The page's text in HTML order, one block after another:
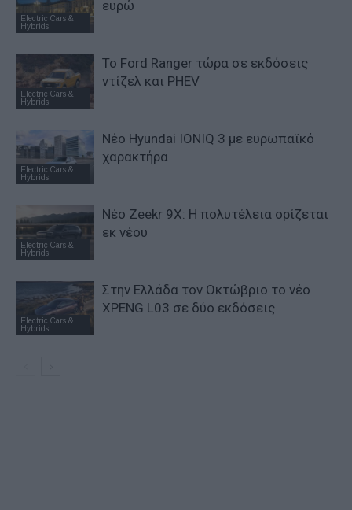
Electric Cars &
Hybrids
ευρώ
Electric Cars &
Hybrids
Το Ford Ranger τώρα σε εκδόσεις
ντίζελ και PHEV
Electric Cars &
Hybrids
Νέο Hyundai IONIQ 3 με ευρωπαϊκό
χαρακτήρα
Electric Cars &
Hybrids
Νέο Zeekr 9X: Η πολυτέλεια ορίζεται
εκ νέου
Electric Cars &
Hybrids
Στην Ελλάδα τον Οκτώβριο το νέο
XPENG L03 σε δύο εκδόσεις